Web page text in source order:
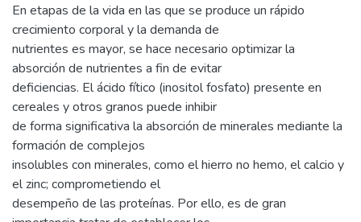
En etapas de la vida en las que se produce un rápido
crecimiento corporal y la demanda de
nutrientes es mayor, se hace necesario optimizar la
absorción de nutrientes a fin de evitar
deficiencias. El ácido fítico (inositol fosfato) presente en
cereales y otros granos puede inhibir
de forma significativa la absorción de minerales mediante la
formación de complejos
insolubles con minerales, como el hierro no hemo, el calcio y
el zinc; comprometiendo el
desempeño de las proteínas. Por ello, es de gran